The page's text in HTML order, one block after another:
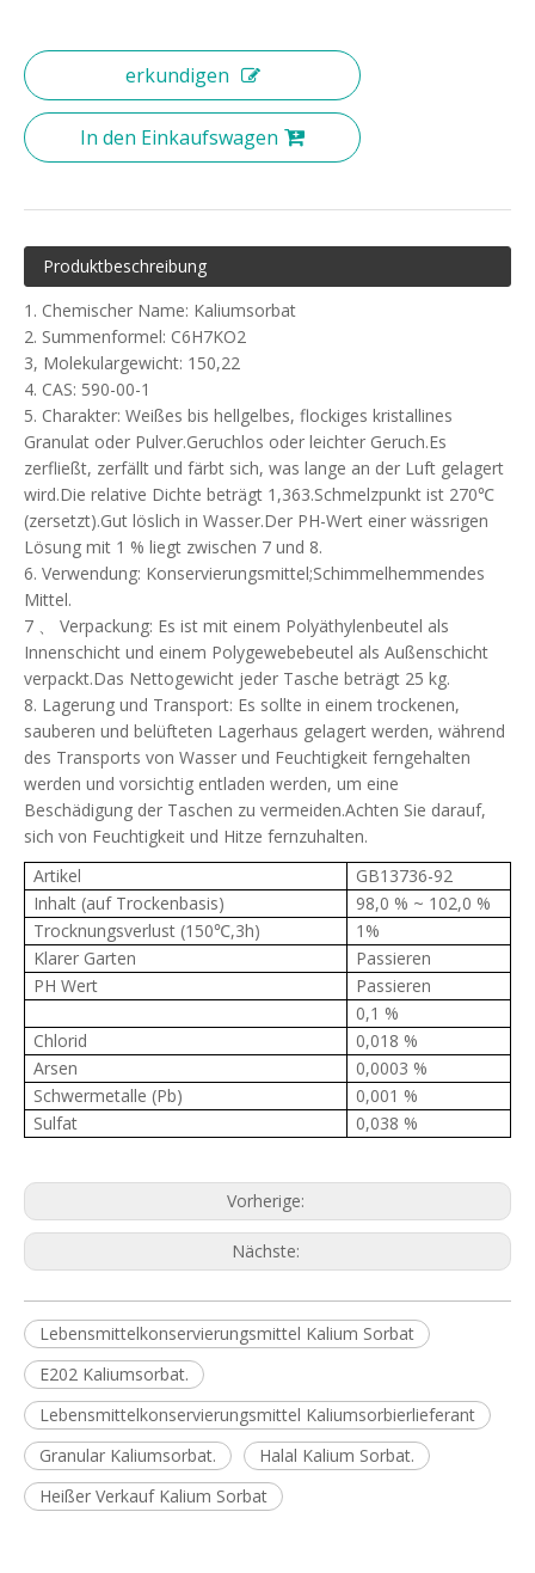
erkundigen
In den Einkaufswagen
Produktbeschreibung
1. Chemischer Name: Kaliumsorbat
2. Summenformel: C6H7KO2
3, Molekulargewicht: 150,22
4. CAS: 590-00-1
5. Charakter: Weißes bis hellgelbes, flockiges kristallines
Granulat oder Pulver.Geruchlos oder leichter Geruch.Es
zerfließt, zerfällt und färbt sich, was lange an der Luft gelagert
wird.Die relative Dichte beträgt 1,363.Schmelzpunkt ist 270℃
(zersetzt).Gut löslich in Wasser.Der PH-Wert einer wässrigen
Lösung mit 1 % liegt zwischen 7 und 8.
6. Verwendung: Konservierungsmittel;Schimmelhemmendes
Mittel.
7 、 Verpackung: Es ist mit einem Polyäthylenbeutel als
Innenschicht und einem Polygewebebeutel als Außenschicht
verpackt.Das Nettogewicht jeder Tasche beträgt 25 kg.
8. Lagerung und Transport: Es sollte in einem trockenen,
sauberen und belüfteten Lagerhaus gelagert werden, während
des Transports von Wasser und Feuchtigkeit ferngehalten
werden und vorsichtig entladen werden, um eine
Beschädigung der Taschen zu vermeiden.Achten Sie darauf,
sich von Feuchtigkeit und Hitze fernzuhalten.
Artikel
GB13736-92
Inhalt (auf Trockenbasis)
98,0 % ~ 102,0 %
Trocknungsverlust (150℃,3h)
1%
Klarer Garten
Passieren
PH Wert
Passieren
0,1 %
Chlorid
0,018 %
Arsen
0,0003 %
Schwermetalle (Pb)
0,001 %
Sulfat
0,038 %
Vorherige:
Nächste:
Lebensmittelkonservierungsmittel Kalium Sorbat
E202 Kaliumsorbat.
Lebensmittelkonservierungsmittel Kaliumsorbierlieferant
Granular Kaliumsorbat.
Halal Kalium Sorbat.
Heißer Verkauf Kalium Sorbat